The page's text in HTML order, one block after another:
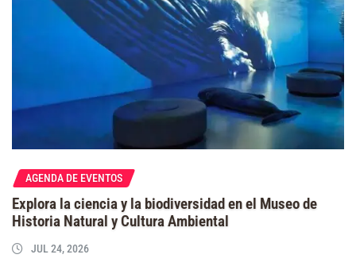
AGENDA DE EVENTOS
Explora la ciencia y la biodiversidad en el Museo de
Historia Natural y Cultura Ambiental
JUL 24, 2026